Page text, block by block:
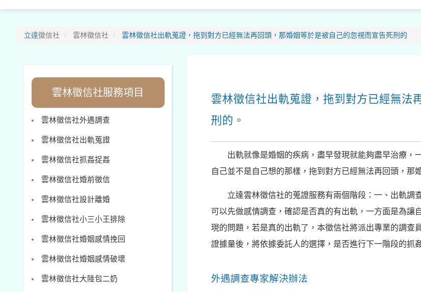
立達徵信社 雲林徵信社 雲林徵信社出軌蒐證，拖到對方已經無法再回頭，那婚姻等於是被自己的忽視而宣告死刑的
雲林徵信社出軌蒐證，拖到對方已經無法
刑的。
出軌就像是婚姻的疾病，盡早發現就能夠盡早治療，
自己並不是自己想的那樣，拖到對方已經無法再回頭，那
立達雲林徵信社的蒐證服務有兩個階段：一、出軌調
可以先做感情調查，確認是否真的有出軌，一方面是為
現的問題，若是真的出軌了，本徵信社將派出專業的調查
證據量後，將依據委託人的選擇，是否進行下一階段的抓
外遇調查專家解決辦法
雲林徵信社服務項目
雲林徵信社外遇調查
雲林徵信社出軌蒐證
雲林徵信社抓姦捉姦
雲林徵信社婚前徵信
雲林徵信社設計離婚
雲林徵信社小三小王排除
雲林徵信社婚姻感情挽回
雲林徵信社婚姻感情破壞
雲林徵信社大陸包二奶